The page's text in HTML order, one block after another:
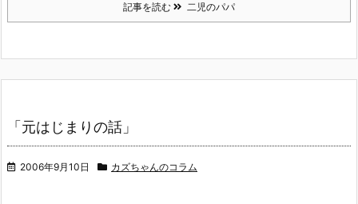
記事を読む 二児のパパ
「元はじまりの話」
2006年9月10日 カズちゃんのコラム